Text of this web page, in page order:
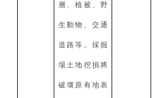
層、植被、野
生動物、交通
道路等。採掘
場土地挖損將
破壞原有地表